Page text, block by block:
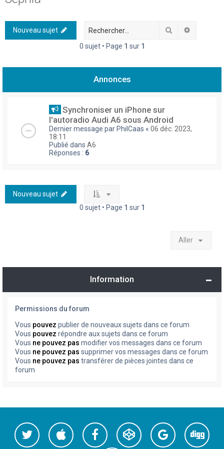
h
r
Nouveau sujet Rechercher
0 sujet • Page 1 sur 1
Annonces
Synchroniser un iPhone sur
l'autoradio Audi A6 sous Android
Dernier message par PhilCaas « 06 déc. 2023,
18:11
Publié dans A6
Réponses : 6
Nouveau sujet
0 sujet • Page 1 sur 1
Aller
Information
Permissions du forum
Vous pouvez publier de nouveaux sujets dans ce forum
Vous pouvez répondre aux sujets dans ce forum
Vous ne pouvez pas modifier vos messages dans ce forum
Vous ne pouvez pas supprimer vos messages dans ce forum
Vous ne pouvez pas transférer de pièces jointes dans ce
forum